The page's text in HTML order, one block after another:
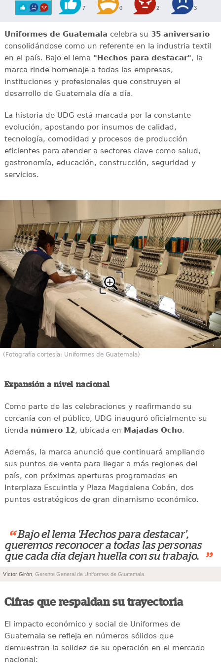
7 0 2 3
Uniformes de Guatemala celebra su 35 aniversario
consolidándose como un referente en la industria textil
en el país. Bajo el lema "Hechos para destacar", la
marca rinde homenaje a todas las empresas,
instituciones y profesionales que construyen el
desarrollo de Guatemala día a día.
La historia de UDG está marcada por la constante
evolución, apostando por insumos de calidad,
tecnología, comodidad y procesos de producción
eficientes para atender a sectores clave como salud,
gastronomía, educación, construcción, seguridad y
servicios.
(Fotografía cortesía: Uniformes de Guatemala)
Expansión a nivel nacional
Como parte de las celebraciones y reafirmando su
cercanía con el público, UDG inauguró oficialmente su
tienda número 12, ubicada en Majadas Ocho.
Además, la marca anunció que continuará ampliando
sus puntos de venta para llegar a más regiones del
país, con próximas aperturas programadas en
Interplaza Escuintla y Plaza Magdalena Cobán, dos
puntos estratégicos de gran dinamismo económico.
“ Bajo el lema 'Hechos para destacar',
queremos reconocer a todas las personas
que cada día dejan huella con su trabajo.
”
Víctor Girón , Gerente General de Uniformes de Guatemala.
Cifras que respaldan su trayectoria
El impacto económico y social de Uniformes de
Guatemala se refleja en números sólidos que
demuestran la solidez de su operación en el mercado
nacional: